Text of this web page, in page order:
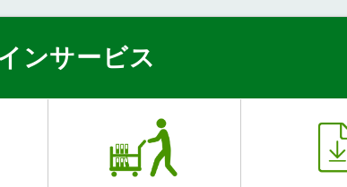
ンサービス